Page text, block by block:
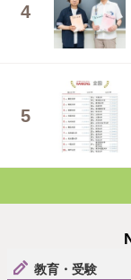
教育・受験